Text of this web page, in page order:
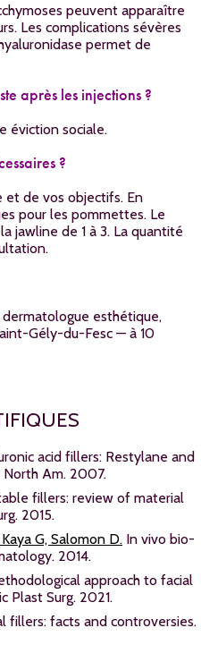
peuvent apparaître
Les complications sévères
permet de
après les injections ?
éviction sociale.
?
de vos objectifs. En
pour les pommettes. Le
jawline de 1 à 3. La quantité
esthétique,
Gély-du-Fesc — à 10
acid fillers: Restylane and
North Am. 2007.
fillers: review of material
2015.
G, Salomon D. In vivo bio-
2014.
approach to facial
Plast Surg. 2021.
fillers: facts and controversies.